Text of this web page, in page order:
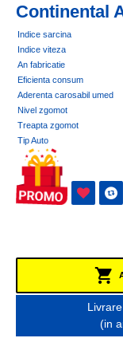
Continental
Indice sarcina
Indice viteza
An fabricatie
Eficienta consum
Aderenta carosabil umed
Nivel zgomot
Treapta zgomot
Tip Auto
(in